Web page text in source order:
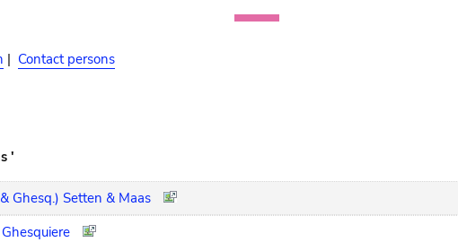
| Contact persons
'
Ghesq.) Setten & Maas